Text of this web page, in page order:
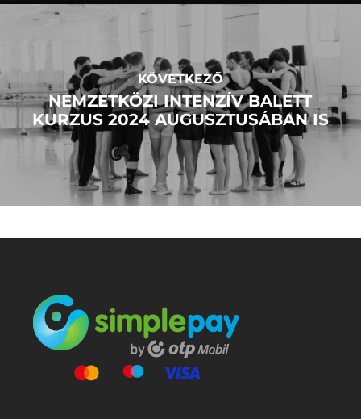
KÖVETKEZŐ
NEMZETKÖZI INTENZÍV BALETT
KURZUS 2024 AUGUSZTUSÁBAN IS